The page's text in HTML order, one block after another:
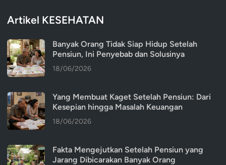
Artikel KESEHATAN
Banyak Orang Tidak Siap Hidup Setelah
Pensiun, Ini Penyebab dan Solusinya
18/06/2026
Yang Membuat Kaget Setelah Pensiun: Dari
Kesepian hingga Masalah Keuangan
18/06/2026
Fakta Mengejutkan Setelah Pensiun yang
Jarang Dibicarakan Banyak Orang